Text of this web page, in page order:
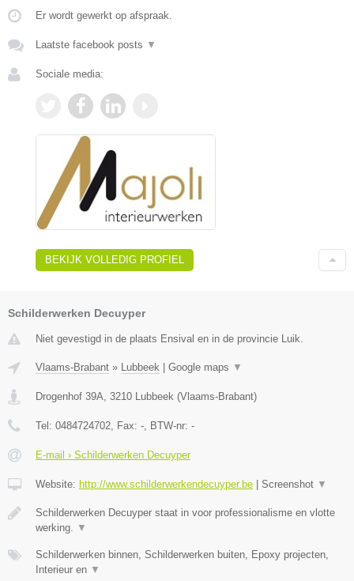
Er wordt gewerkt op afspraak.
Laatste facebook posts ▼
Sociale media:
BEKIJK VOLLEDIG PROFIEL
Schilderwerken Decuyper
Niet gevestigd in de plaats Ensival en in de provincie Luik.
Vlaams-Brabant » Lubbeek Google maps ▼
Drogenhof 39A, 3210 Lubbeek (Vlaams-Brabant)
Tel: 0484724702, Fax: -, BTW-nr: -
E-mail › Schilderwerken Decuyper
Website: http://www.schilderwerkendecuyper.be Screenshot ▼
Schilderwerken Decuyper staat in voor professionalisme en vlotte
werking. ▼
Schilderwerken binnen, Schilderwerken buiten, Epoxy projecten,
Interieur en ▼